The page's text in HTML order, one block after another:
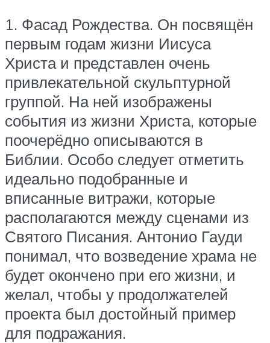
1. Фасад Рождества. Он посвящён
первым годам жизни Иисуса
Христа и представлен очень
привлекательной скульптурной
группой. На ней изображены
события из жизни Христа, которые
поочерёдно описываются в
Библии. Особо следует отметить
идеально подобранные и
вписанные витражи, которые
располагаются между сценами из
Святого Писания. Антонио Гауди
понимал, что возведение храма не
будет окончено при его жизни, и
желал, чтобы у продолжателей
проекта был достойный пример
для подражания.